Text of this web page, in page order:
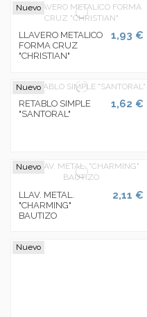
Nuevo
LLAVERO METALICO
FORMA CRUZ
"CHRISTIAN"
1,93 €
Nuevo
RETABLO SIMPLE
"SANTORAL"
1,62 €
Nuevo
LLAV. METAL.
"CHARMING"
BAUTIZO
2,11 €
Nuevo